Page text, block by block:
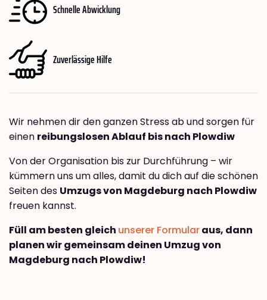
Schnelle Abwicklung
Zuverlässige Hilfe
Wir nehmen dir den ganzen Stress ab und sorgen für
einen reibungslosen Ablauf bis nach Plowdiw
Von der Organisation bis zur Durchführung – wir
kümmern uns um alles, damit du dich auf die schönen
Seiten des Umzugs von Magdeburg nach Plowdiw
freuen kannst.
Füll am besten gleich unserer Formularaus, dann
planen wir gemeinsam deinen Umzug von
Magdeburg nach Plowdiw!